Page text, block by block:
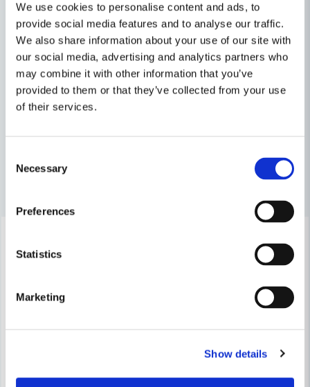
We use cookies to personalise content and ads, to
provide social media features and to analyse our traffic.
We also share information about your use of our site with
our social media, advertising and analytics partners who
may combine it with other information that you’ve
provided to them or that they’ve collected from your use
of their services.
Selection
Necessary
Preferences
Statistics
Marketing
Show details
Produkttyp Filter
Ställ en produktfråga
question
Fråga oss något om denna produkten...
name
email
Mejladress
Relaterade kategorier
Dammsugartillbehör